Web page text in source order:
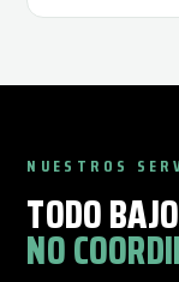
NUESTROS
TODO
NO